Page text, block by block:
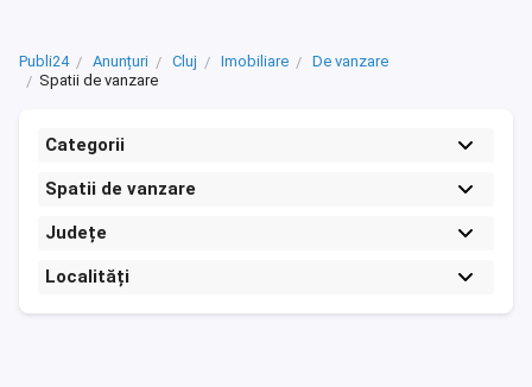
Publi24 Anunțuri Cluj Imobiliare
De vanzare
Spatii de vanzare
Categorii
Spatii de vanzare
Județe
Localități